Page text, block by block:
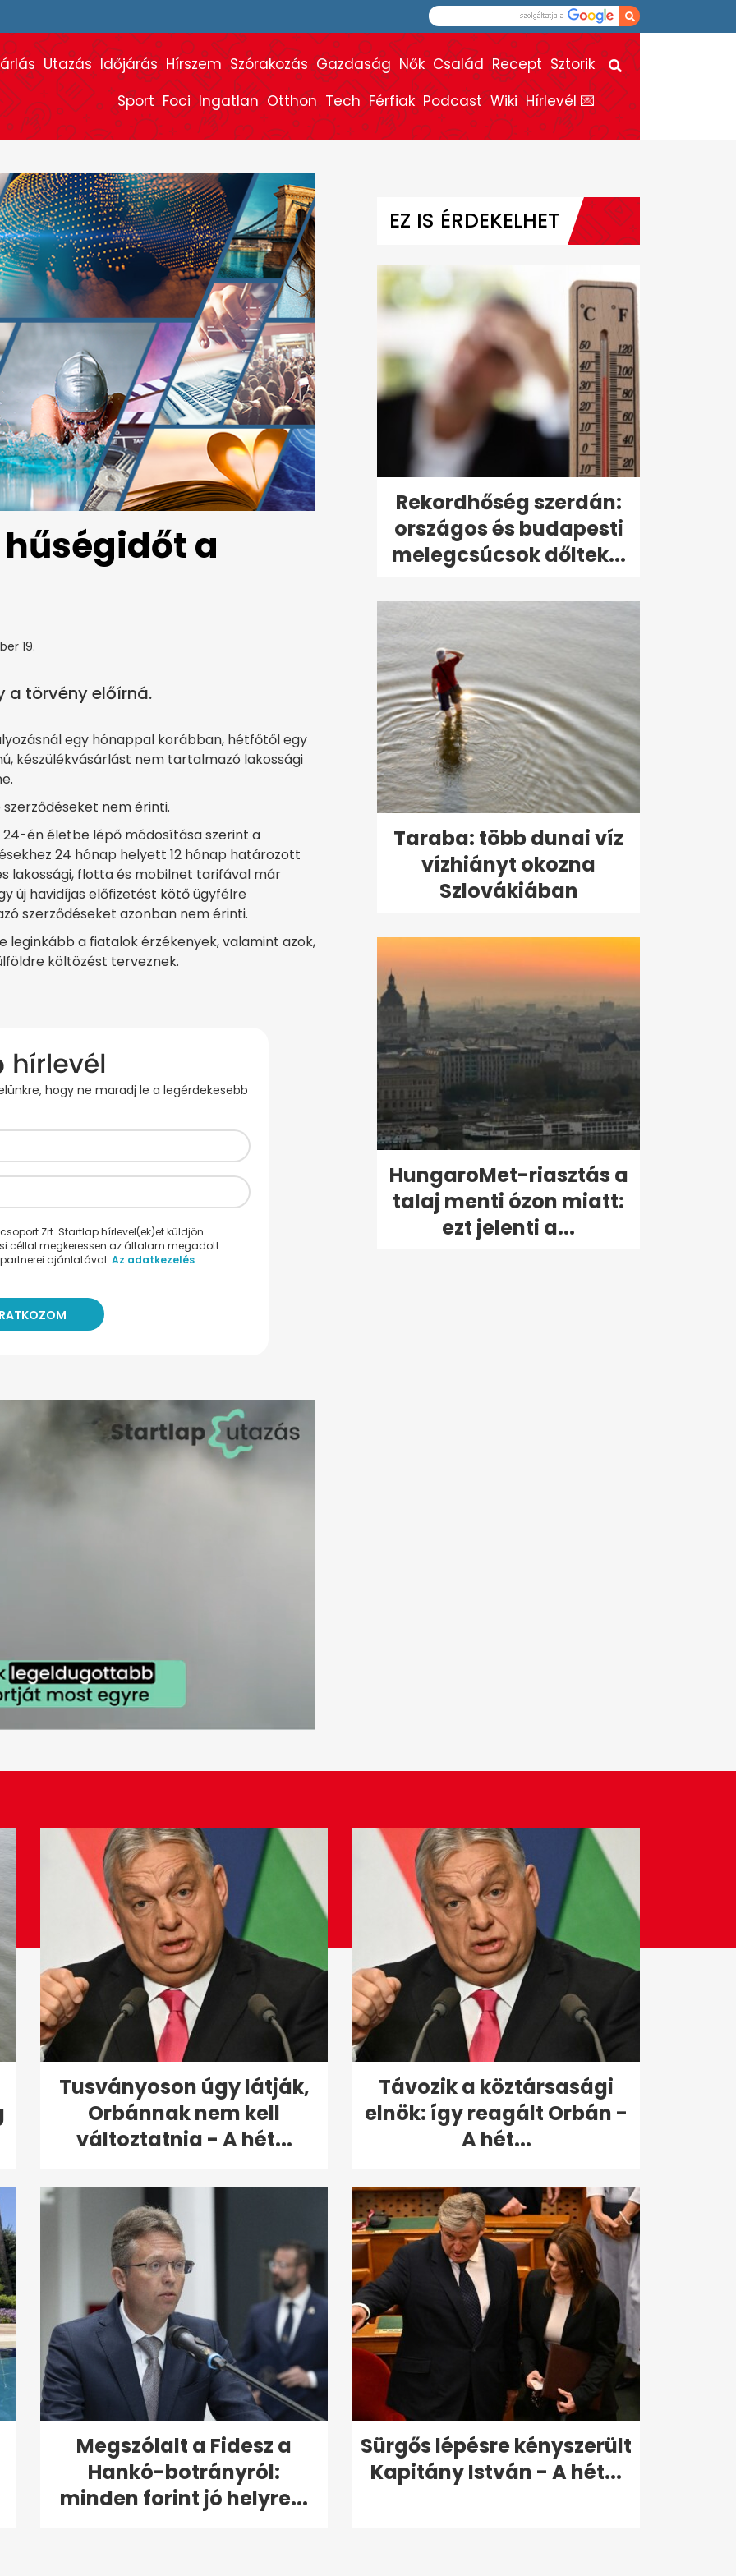
Utazás Időjárás Hírszem Szórakozás Gazdaság Nők Család Recept Sztorik
Sport Foci Ingatlan Otthon Tech Férfiak Podcast Wiki Hírlevél 💌
a
19.
a törvény előírná.
egy hónappal korábban, hétfőtől egy
készülékvásárlást nem tartalmazó lakossági
nem érinti.
én életbe lépő módosítása szerint a
24 hónap helyett 12 hónap határozott
lakossági, flotta és mobilnet tarifával már
új havidíjas előfizetést kötő ügyfélre
szerződéseket azonban nem érinti.
leginkább a fiatalok érzékenyek, valamint azok,
költözést terveznek.
hogy ne maradj le a legérdekesebb
Zrt. Startlap hírlevel(ek)et küldjön
céllal megkeressen az általam megadott
ajánlatával. Az adatkezelés
EZ IS ÉRDEKELHET
Rekordhőség szerdán:
országos és budapesti
melegcsúcsok dőltek...
Taraba: több dunai víz
vízhiányt okozna
Szlovákiában
HungaroMet-riasztás a
talaj menti ózon miatt:
ezt jelenti a...
Tusványoson úgy látják,
Orbánnak nem kell
változtatnia - A hét...
Távozik a köztársasági
elnök: így reagált Orbán -
A hét...
Megszólalt a Fidesz a
Hankó-botrányról:
minden forint jó helyre...
Sürgős lépésre kényszerült
Kapitány István - A hét...